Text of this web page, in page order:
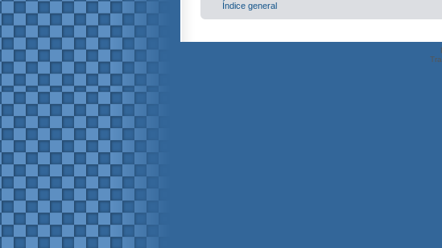
Índice general